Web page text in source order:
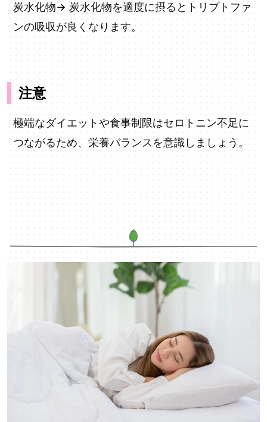
炭水化物→ 炭水化物を適度に摂るとトリプトファ
ンの吸収が良くなります。
注意
極端なダイエットや食事制限はセロトニン不足に
つながるため、栄養バランスを意識しましょう。